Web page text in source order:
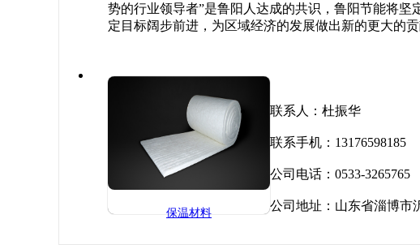
势的行业领导者”是鲁阳人达成的共识，鲁阳节能将
定目标阔步前进，为区域经济的发展做出新的更大的贡
保温材料
联系人：杜振华
联系手机：13176598185
公司电话：0533-3265765
公司地址：山东省淄博市